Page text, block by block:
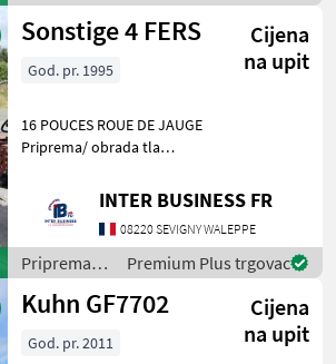
John Deere
Sonstige 4 FERS
Cijena
na upit
God. pr. 1995
16 POUCES ROUE DE JAUGE
Priprema/ obrada tla
tanjurače i dr.) PlugoviINTER BUSINESS FR
08220 SEVIGNY WALEPPE
Priprema/
obrada tla
(plugovi,
tanjurače i
Premium Plus trgovac
Kuhn GF7702
Cijena
na upit
God. pr. 2011